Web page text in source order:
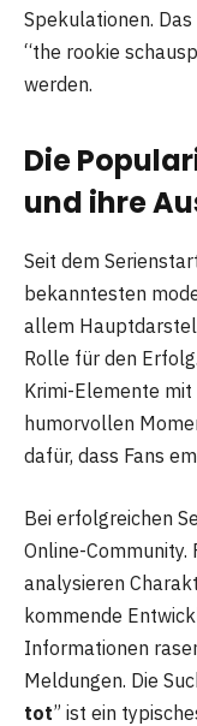
Spekulationen.
“the rookie
werden.
Die
und ihre
Seit dem
bekanntesten
allem
Rolle für den
Krimi-Elemente
humorvollen
dafür, dass Fans
Bei erfolgreichen
Online-Community.
analysieren
kommende
Informationen
Meldungen. Die
tot” ist ein